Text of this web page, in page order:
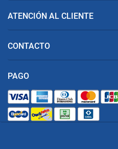
ATENCIÓN AL CLIENTE
CONTACTO
PAGO